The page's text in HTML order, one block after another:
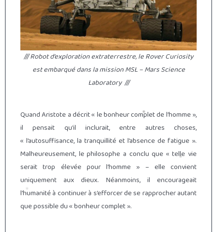
/// Robot d’exploration extraterrestre, le Rover Curiosity
est embarqué dans la mission MSL – Mars Science
Laboratory ///
Quand Aristote a décrit « le bonheur complet de l’homme »,
il pensait qu’il inclurait, entre autres choses,
« l’autosuffisance, la tranquillité et l’absence de fatigue ».
Malheureusement, le philosophe a conclu que « telle vie
serait trop élevée pour l’homme » – elle convient
uniquement aux dieux. Néanmoins, il encourageait
l’humanité à continuer à s’efforcer de se rapprocher autant
que possible du « bonheur complet ».